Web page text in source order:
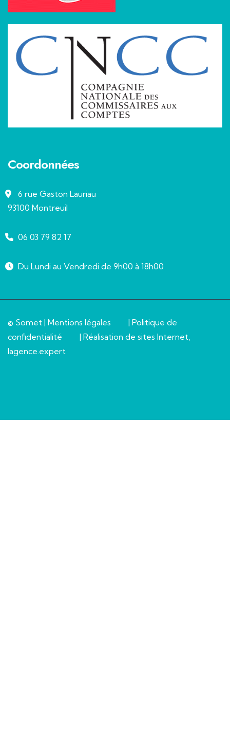
Coordonnées
6 rue Gaston Lauriau
93100 Montreuil
06 03 79 82 17
Du Lundi au Vendredi de 9h00 à 18h00
© Somet | Mentions légales | Politique de
confidentialité
| Réalisation de sites Internet,
lagence.expert